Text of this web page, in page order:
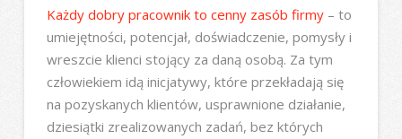
Każdy dobry pracownik to cenny zasób firmy– to
umiejętności, potencjał, doświadczenie, pomysły i
wreszcie klienci stojący za daną osobą. Za tym
człowiekiem idą inicjatywy, które przekładają się
na pozyskanych klientów, usprawnione działanie,
dziesiątki zrealizowanych zadań, bez których